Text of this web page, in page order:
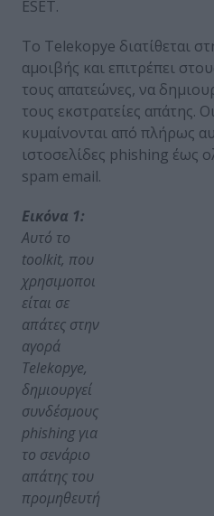
ESET.
Το Telekopye διατίθεται
αμοιβής και επιτρέπει
τους απατεώνες, να
τους εκστρατείες απάτης.
κυμαίνονται από πλήρως
ιστοσελίδες phishing έως
spam email.
Εικόνα 1:
Αυτό το
toolkit, που
χρησιμοποι
είται σε
απάτες στην
αγορά
Telekopye,
δημιουργεί
συνδέσμους
phishingγια
το σενάριο
απάτης του
προμηθευτή